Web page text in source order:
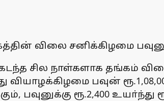
சனிக்கிழமை பவுனுக்கு
சில நாள்களாக தங்கம்
வியாழக்கிழமை பவுன்
பவுனுக்கு ரூ.2,400